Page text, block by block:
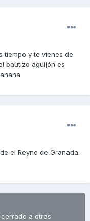
tiempo y te vienes de
bautizo aguijón es
el Reyno de Granada.
a otras